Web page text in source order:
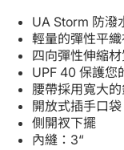
UA Storm 防潑
輕量的彈性平
四向彈性伸縮
UPF 40 保護您
腰帶採用寬大
開放式插手口袋
側開衩下擺
內縫：3“